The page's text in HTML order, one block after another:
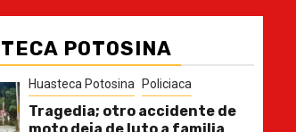
POTOSINA
Huasteca Potosina Policiaca
Tragedia; otro accidente de